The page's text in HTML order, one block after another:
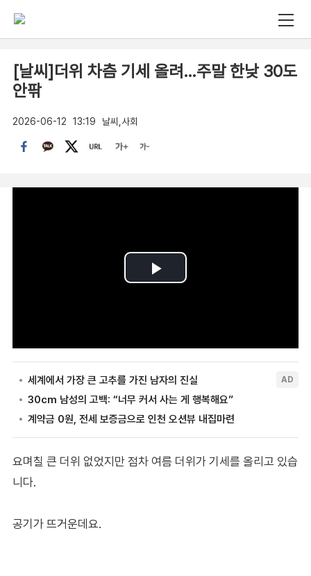
[날씨]더위 차츰 기세 올려…주말 한낮 30도
안팎
2026-06-12 13:19 날씨,사회
요며칠 큰 더위 없었지만 점차 여름 더위가 기세를 올리고 있습
니다.
공기가 뜨거운데요.